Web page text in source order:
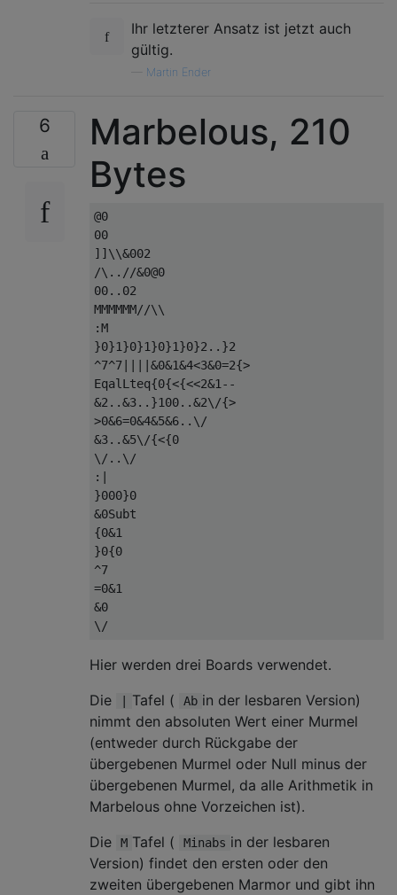
Ihr letzterer Ansatz ist jetzt auch
gültig.
Martin Ender
6
Marbelous, 210
Bytes
@0
00
]]\\&002
/\..//&0@0
00..02
MMMMMM//\\
:M
}0}1}0}1}0}1}0}2..}2
^7^7||||&0&1&4<3&0=2{>
EqalLteq{0{<{<<2&1--
&2..&3..}100..&2\/{>
>0&6=0&4&5&6..\/
&3..&5\/{<{0
\/..\/
:|
}000}0
&0Subt
{0&1
}0{0
^7
=0&1
&0
Hier werden drei Boards verwendet.
Die
Tafel ( Ab in der lesbaren Version)
nimmt den absoluten Wert einer Murmel
(entweder durch Rückgabe der
übergebenen Murmel oder Null minus der
übergebenen Murmel, da alle Arithmetik in
Marbelous ohne Vorzeichen ist).
Die
M Tafel ( Minabs in der lesbaren
Version) findet den ersten oder den
zweiten übergebenen Marmor und gibt ihn